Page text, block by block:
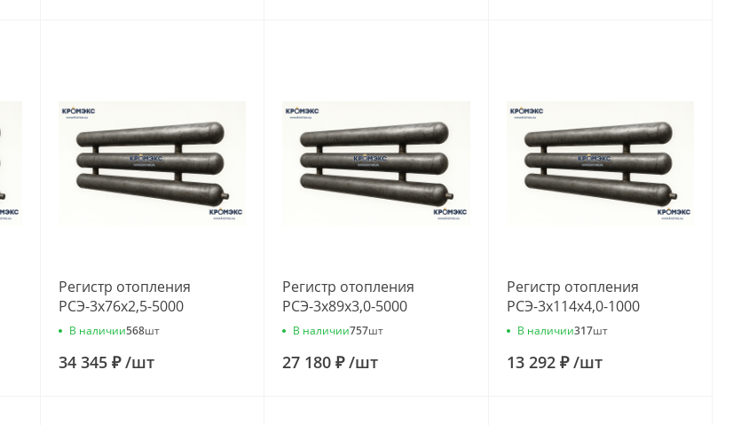
Регистр отопления
РСЭ-3x76x2,5-5000
В наличии568шт
34 345 ₽/шт
Регистр отопления
РСЭ-3x89x3,0-5000
В наличии757шт
27 180 ₽/шт
Регистр отопления
РСЭ-3x114x4,0-1000
В наличии317шт
13 292 ₽/шт